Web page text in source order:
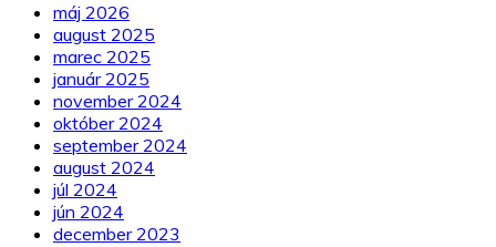
máj 2026
august 2025
marec 2025
január 2025
november 2024
október 2024
september 2024
august 2024
júl 2024
jún 2024
december 2023